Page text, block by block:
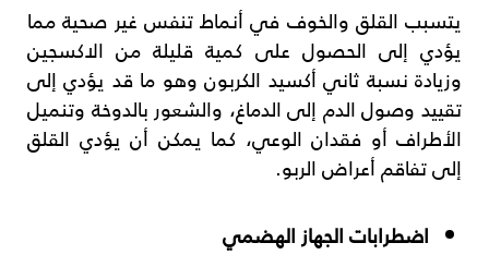
يتسبب القلق والخوف في أنماط تنفس غير صحية مما
يؤدي إلى الحصول على كمية قليلة من الاكسجين
وزيادة نسبة ثاني أكسيد الكربون وهو ما قد يؤدي إلى
تقييد وصول الدم إلى الدماغ، والشعور بالدوخة وتنميل
الأطراف أو فقدان الوعي، كما يمكن أن يؤدي القلق
إلى تفاقم أعراض الربو.
اضطرابات الجهاز الهضمي